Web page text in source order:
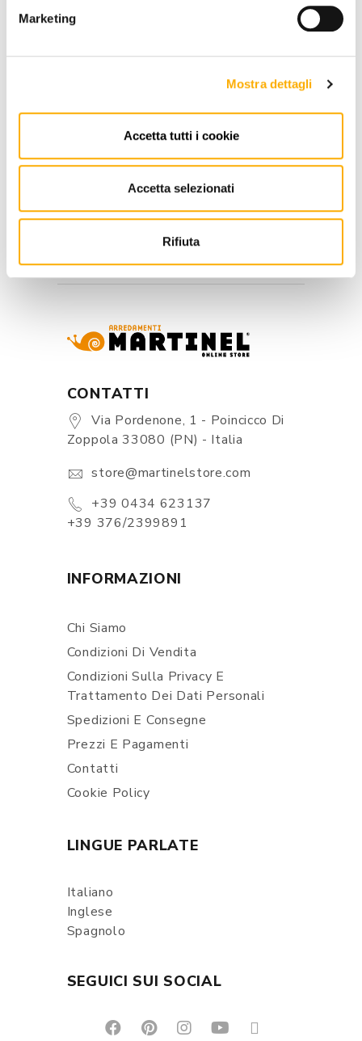
Marketing
Mostra dettagli
Accetta tutti i cookie
Accetta selezionati
Rifiuta
€ 474,89
BRAND
MIGLIOR PREZZO GARANTITO
CONTATTI
Via Pordenone, 1 - Poincicco Di
Zoppola 33080 (PN) - Italia
store@martinelstore.com
+39 0434 623137
+39 376/2399891
INFORMAZIONI
Chi Siamo
Condizioni Di Vendita
Condizioni Sulla Privacy E
Trattamento Dei Dati Personali
Spedizioni E Consegne
Prezzi E Pagamenti
Contatti
Cookie Policy
LINGUE PARLATE
Italiano
Inglese
Spagnolo
SEGUICI SUI SOCIAL